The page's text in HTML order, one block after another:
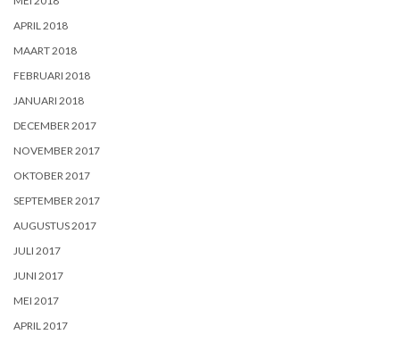
APRIL 2018
MAART 2018
FEBRUARI 2018
JANUARI 2018
DECEMBER 2017
NOVEMBER 2017
OKTOBER 2017
SEPTEMBER 2017
AUGUSTUS 2017
JULI 2017
JUNI 2017
MEI 2017
APRIL 2017